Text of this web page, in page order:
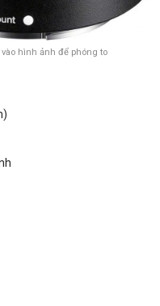
vào hình ảnh để phóng to